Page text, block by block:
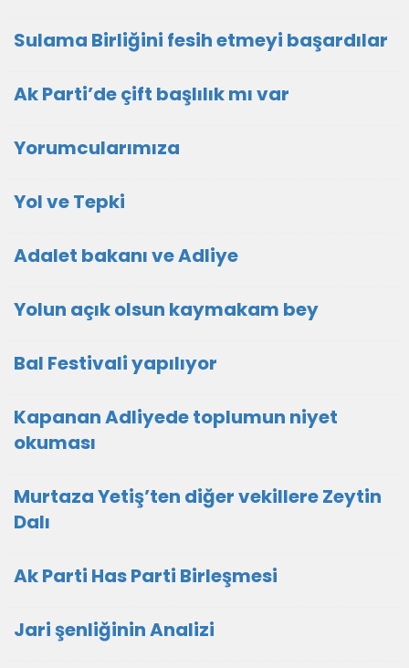
Sulama Birliğini fesih etmeyi başardılar
Ak Parti’de çift başlılık mı var
Yorumcularımıza
Yol ve Tepki
Adalet bakanı ve Adliye
Yolun açık olsun kaymakam bey
Bal Festivali yapılıyor
Kapanan Adliyede toplumun niyet
okuması
Murtaza Yetiş’ten diğer vekillere Zeytin
Dalı
Ak Parti Has Parti Birleşmesi
Jari şenliğinin Analizi